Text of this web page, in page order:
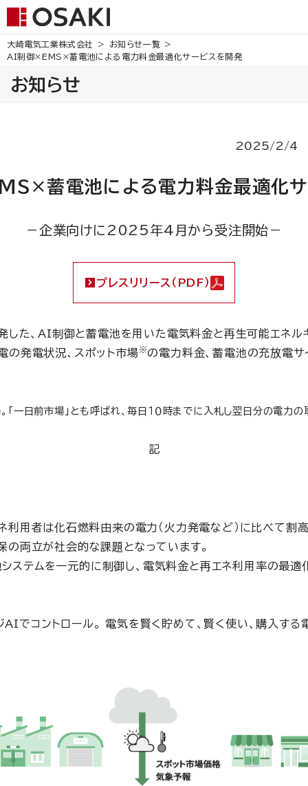
大崎電気工業株式会社
お知らせ一覧
AI制御×EMS×蓄電池による電力料金最適化サービスを開発
お知らせ
2025/2/4
蓄電池による電力料金最適化サ
－企業向けに2025年4月から受注開始－
プレスリリース（PDF）
た、AI制御と蓄電池を用いた電気料金と再生可能エネ
の発電状況、スポット市場※の電力料金、蓄電池の充放電サ
日前市場」とも呼ばれ、毎日１０時までに入札し翌日分の電力
記
用者は化石燃料由来の電力（火力発電など）に比べて
両立が社会的な課題となっています。
テムを一元的に制御し、電気料金と再エネ利用率の最適化
コントロール。 電気を賢く貯めて、賢く使い、購入する